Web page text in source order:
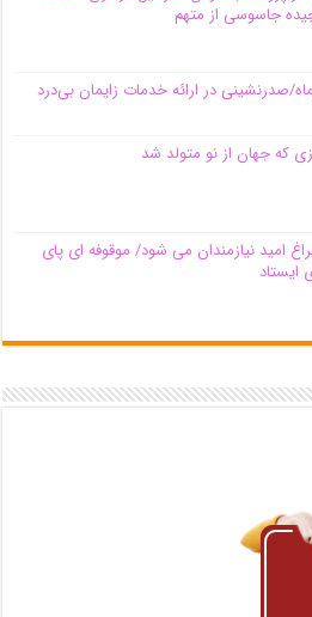
جاسوسی از متهم
که جهان از نو متولد شد
امید نیازمندان می شود/ موقوفه ای پای
ایستاد